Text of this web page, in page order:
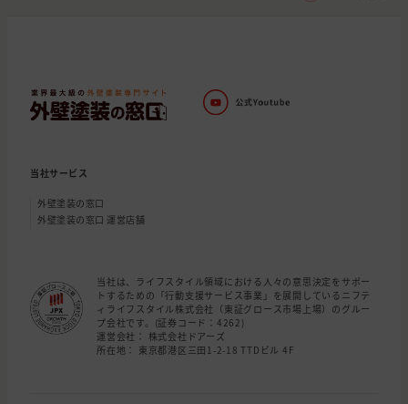
当社サービス
外壁塗装の窓口
外壁塗装の窓口 運営店舗
当社は、ライフスタイル領域における人々の意思決定をサポー
トするための「行動支援サービス事業」を展開しているニフテ
ィライフスタイル株式会社（東証グロース市場上場）のグルー
プ会社です。(証券コード：4262)
運営会社： 株式会社ドアーズ
所在地： 東京都港区三田1-2-18 TTDビル 4F